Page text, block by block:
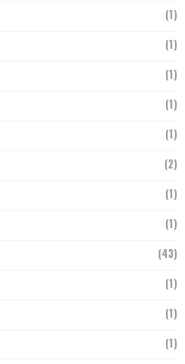
(1)
(1)
(1)
(1)
(1)
(2)
(1)
(1)
(43)
(1)
(1)
(1)